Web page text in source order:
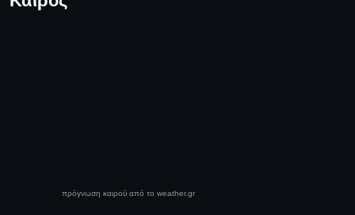
πρόγνωση καιρού από το weather.gr